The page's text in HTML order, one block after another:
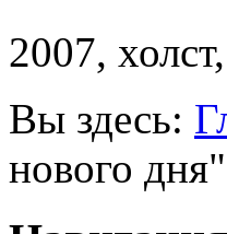
2007,
Вы здесь:
нового дня"